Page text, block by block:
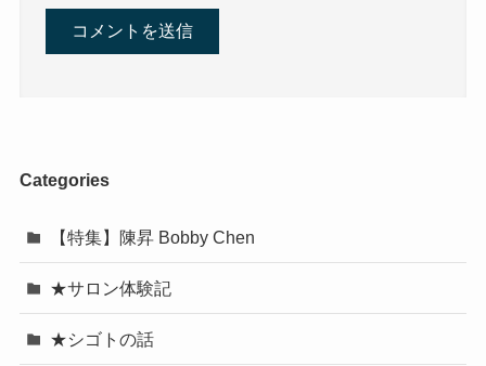
Categories
【特集】陳昇 Bobby Chen
★サロン体験記
★シゴトの話